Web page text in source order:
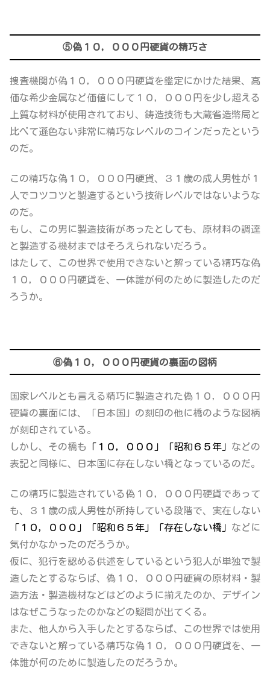
⑤偽１０，０００円硬貨の精巧さ
捜査機関が偽１０，０００円硬貨を鑑定にかけた結果、 高
価な希少金属など価値にして１０，０００円を少し超える
上質な材料が使用されており、鋳造技術も大蔵省造幣局と
比べて遜色ない非常に精巧なレベルのコインだったという
のだ。
この精巧な偽１０，０００円硬貨、３１歳の成人男性が１
人でコツコツと製造するという技術レベルではないような
のだ。
もし、この男に製造技術があったとしても、原材料の調達
と製造する機材まではそろえられないだろう。
はたして、この世界で使用できないと解っている精巧な偽
１０，０００円硬貨を、一体誰が何のために製造したのだ
ろうか。
⑥偽１０，０００円硬貨の裏面の図柄
国家レベルとも言える精巧に製造された偽１０，０００円
硬貨の裏面には、
「日本国」の刻印の他に橋のような図柄
が刻印されている。
しかし、その橋も
「１０，０００」「昭和６５年」 などの
表記と同様に、
日本国に存在しない橋となっているのだ。
この精巧に製造されている偽１０，０００円硬貨であって
も、３１歳の成人男性が所持している段階で、実在しない
「１０，０００」「昭和６５年」「存在しない橋」 などに
気付かなかったのだろうか。
仮に、犯行を認める供述をしているという犯人が単独で製
造したとするならば、 偽１０，０００円硬貨の原材料・製
造方法・製造機材などはどのように揃えたのか、デザイン
はなぜこうなったのかなどの疑問が出てくる。
また、他人から入手したとするならば、この世界では使用
できないと解っている精巧な偽１０，０００円硬貨を、一
体誰が何のために製造したのだろうか。